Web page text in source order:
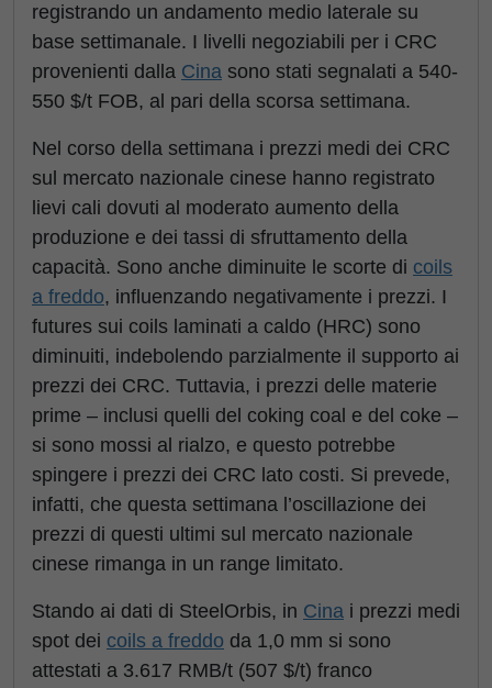
registrando un andamento medio laterale su
base settimanale. I livelli negoziabili per i CRC
provenienti dalla Cina sono stati segnalati a 540-
550 $/t FOB, al pari della scorsa settimana.
Nel corso della settimana i prezzi medi dei CRC
sul mercato nazionale cinese hanno registrato
lievi cali dovuti al moderato aumento della
produzione e dei tassi di sfruttamento della
capacità. Sono anche diminuite le scorte di coils
a freddo, influenzando negativamente i prezzi. I
futures sui coils laminati a caldo (HRC) sono
diminuiti, indebolendo parzialmente il supporto ai
prezzi dei CRC. Tuttavia, i prezzi delle materie
prime – inclusi quelli del coking coal e del coke –
si sono mossi al rialzo, e questo potrebbe
spingere i prezzi dei CRC lato costi. Si prevede,
infatti, che questa settimana l’oscillazione dei
prezzi di questi ultimi sul mercato nazionale
cinese rimanga in un range limitato.
Stando ai dati di SteelOrbis, in Cina i prezzi medi
spot dei coils a freddo da 1,0 mm si sono
attestati a 3.617 RMB/t (507 $/t) franco